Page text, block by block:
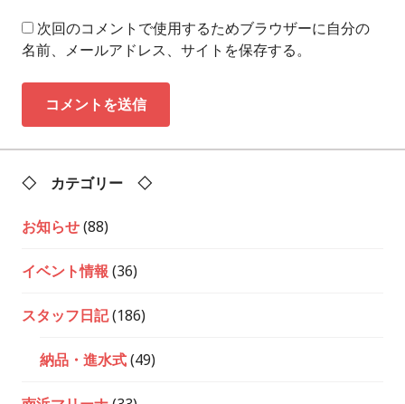
次回のコメントで使用するためブラウザーに自分の
名前、メールアドレス、サイトを保存する。
◇ カテゴリー ◇
お知らせ(88)
イベント情報 (36)
スタッフ日記(186)
納品・進水式(49)